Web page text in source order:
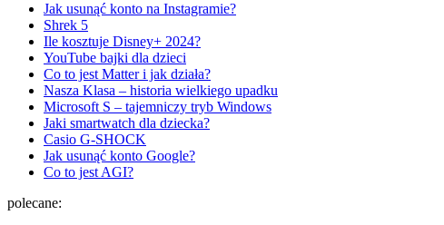
Jak usunąć konto na Instagramie?
Shrek 5
Ile kosztuje Disney+ 2024?
YouTube bajki dla dzieci
Co to jest Matter i jak działa?
Nasza Klasa – historia wielkiego upadku
Microsoft S – tajemniczy tryb Windows
Jaki smartwatch dla dziecka?
Casio G-SHOCK
Jak usunąć konto Google?
Co to jest AGI?
polecane: